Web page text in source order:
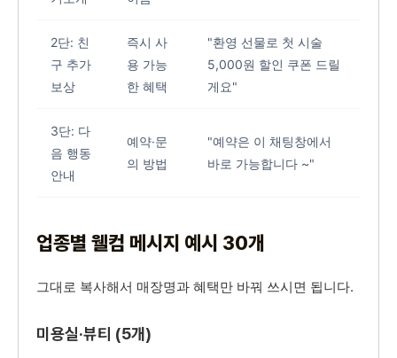
2단: 친
구 추가
보상
즉시 사
용 가능
한 혜택
"환영 선물로 첫 시술
5,000원 할인 쿠폰 드릴
게요"
3단: 다
음 행동
안내
예약·문
의 방법
"예약은 이 채팅창에서
바로 가능합니다 ~"
업종별 웰컴 메시지 예시 30개
그대로 복사해서 매장명과 혜택만 바꿔 쓰시면 됩니다.
미용실·뷰티 (5개)